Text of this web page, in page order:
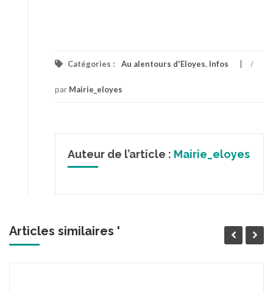
Catégories : Au alentours d'Eloyes, Infos /
par Mairie_eloyes
Auteur de l’article : Mairie_eloyes
Articles similaires '